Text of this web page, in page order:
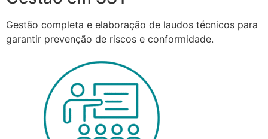
Gestão completa e elaboração de laudos técnicos para
garantir prevenção de riscos e conformidade.